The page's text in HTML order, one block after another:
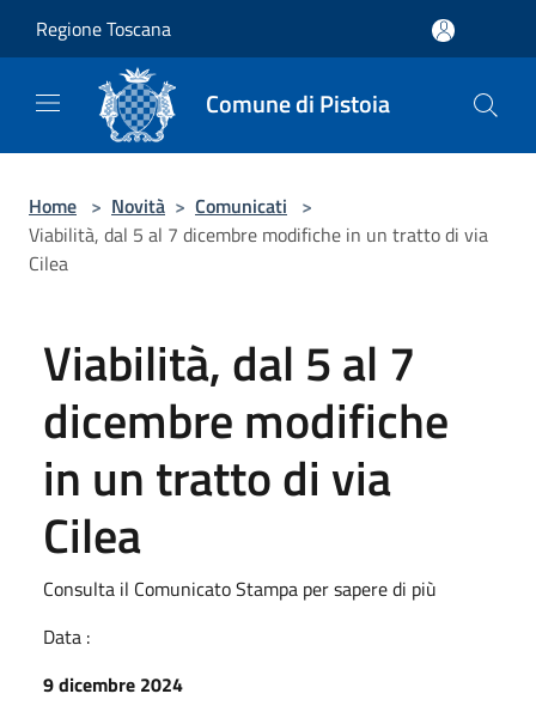
Regione Toscana
Comune di Pistoia
Home > Novità > Comunicati >
Viabilità, dal 5 al 7 dicembre modifiche in un tratto di via
Cilea
Viabilità, dal 5 al 7
dicembre modifiche
in un tratto di via
Cilea
Consulta il Comunicato Stampa per sapere di più
Data :
9 dicembre 2024